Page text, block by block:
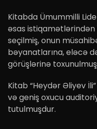
Kitabda Ümummilli
əsas istiqamətlərindən
seçilmiş, onun
bəyanatlarına, eləcə
görüşlərinə
Kitab “Heydər Əliyev
və geniş oxucu
tutulmuşdur.